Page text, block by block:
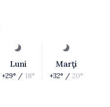
Luni
+29° / 18°
Marţi
+32° / 20°